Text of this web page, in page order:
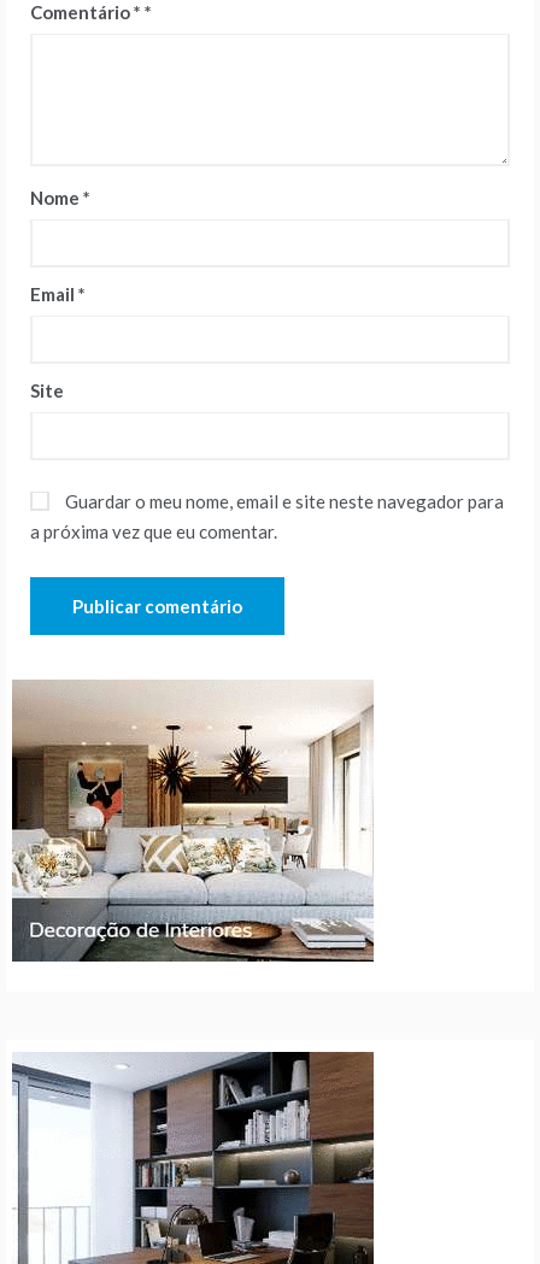
Comentário*
Nome *
Email *
Site
Guardar o meu nome, email e site neste navegador para
a próxima vez que eu comentar.